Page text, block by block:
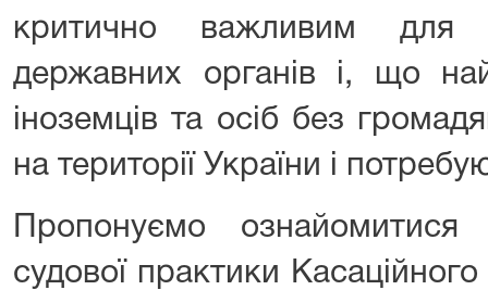
критично важливим для
державних органів і, що
іноземців та осіб без
на території України і
Пропонуємо
судової практики